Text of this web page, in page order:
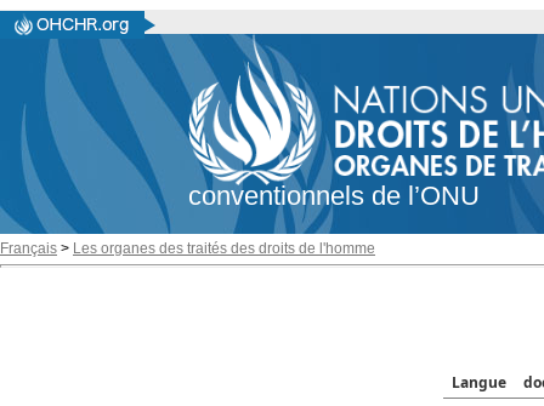
conventionnels de l’ONU
Français > Les organes des traités des droits de l'homme
Langue